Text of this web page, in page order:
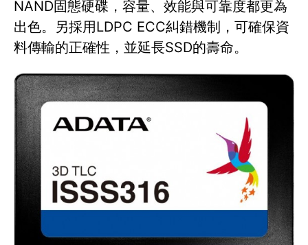
NAND固態硬碟，容量、效能與可靠度都更為
出色。另採用LDPC ECC糾錯機制，可確保資
料傳輸的正確性，並延長SSD的壽命。